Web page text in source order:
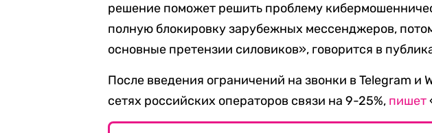
решение поможет решить проблему
полную блокировку зарубежных мессенджеров,
основные претензии силовиков», говорится в
После введения ограничений на звонки в Telegram и
сетях российских операторов связи на 9-25%, пишет